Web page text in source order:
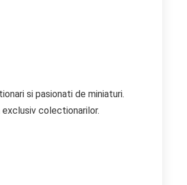
si pasionati de miniaturi.
colectionarilor.